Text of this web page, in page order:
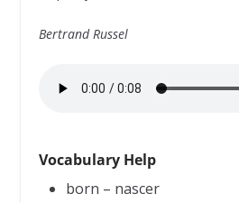
Bertrand Russel
Vocabulary Help
born – nascer